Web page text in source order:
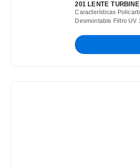
201 LENTE
Características
Desmontable Filtro UV